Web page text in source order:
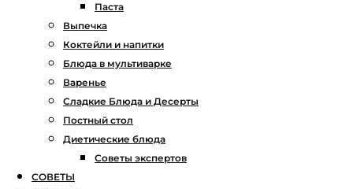
Паста
Выпечка
Коктейли и напитки
Блюда в мультиварке
Варенье
Сладкие Блюда и Десерты
Постный стол
Диетические блюда
Советы экспертов
СОВЕТЫ